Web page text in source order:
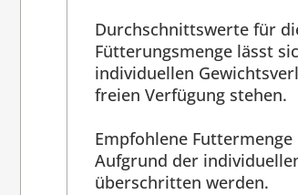
Durchschnittswerte für
Fütterungsmenge lässt
individuellen
freien Verfügung stehen.
Empfohlene
Aufgrund der
überschritten werden.